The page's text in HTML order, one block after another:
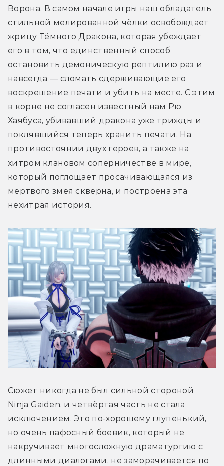
Ворона. В самом начале игры наш обладатель
стильной мелированной чёлки освобождает
жрицу Тёмного Дракона, которая убеждает
его в том, что единственный способ
остановить демоническую рептилию раз и
навсегда — сломать сдерживающие его
воскрешение печати и убить на месте. С этим
в корне не согласен известный нам Рю
Хаябуса, убивавший дракона уже трижды и
поклявшийся теперь хранить печати. На
противостоянии двух героев, а также на
хитром клановом соперничестве в мире,
который поглощает просачивающаяся из
мёртвого змея скверна, и построена эта
нехитрая история.
Сюжет никогда не был сильной стороной
Ninja Gaiden, и четвёртая часть не стала
исключением. Это по-хорошему глупенький,
но очень пафосный боевик, который не
накручивает многосложную драматургию с
длинными диалогами, не заморачивается по